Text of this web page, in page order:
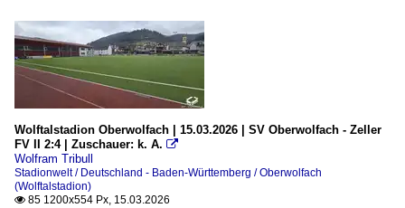
Wolftalstadion Oberwolfach | 15.03.2026 | SV Oberwolfach - Zeller
FV II 2:4 | Zuschauer: k. A. 
Wolfram Tribull
Stadionwelt / Deutschland - Baden-Württemberg / Oberwolfach
(Wolftalstadion)
 85 1200x554 Px, 15.03.2026